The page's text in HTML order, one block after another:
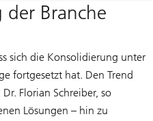
der Branche
sich die Konsolidierung unter
fortgesetzt hat. Den Trend
Florian Schreiber, so
Lösungen – hin zu